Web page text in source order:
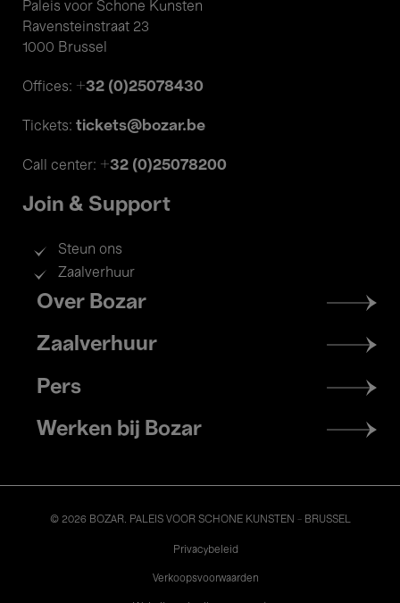
Paleis voor Schone Kunsten
Ravensteinstraat 23
1000 Brussel
Offices: +32 (0)25078430
Tickets: tickets@bozar.be
Call center: +32 (0)25078200
Join & Support
Steun ons
Zaalverhuur
Footer
menu
Over Bozar
Zaalverhuur
Pers
Werken bij Bozar
© 2026 BOZAR. PALEIS VOOR SCHONE KUNSTEN - BRUSSEL
Privacybeleid
Verkoopsvoorwaarden